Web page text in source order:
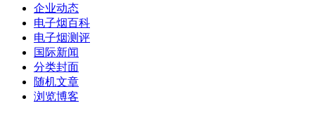
企业动态
电子烟百科
电子烟测评
国际新闻
分类封面
随机文章
浏览博客